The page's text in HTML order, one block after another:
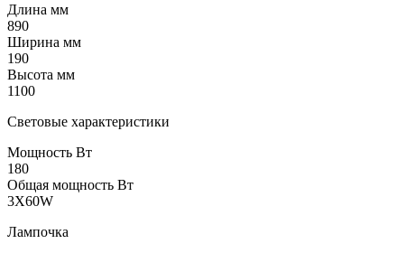
Длина мм
890
Ширина мм
190
Высота мм
1100
Световые характеристики
Мощность Вт
180
Общая мощность Вт
3X60W
Лампочка